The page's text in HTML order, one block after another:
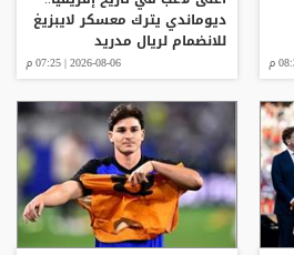
ديوماندي يترك معسكر لايبزيغ
للانضمام لريال مدريد
2026-08-06 | 07:25 م